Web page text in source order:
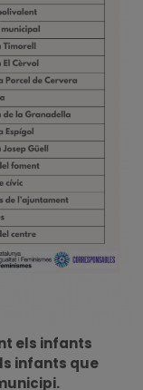
els infants
infants que